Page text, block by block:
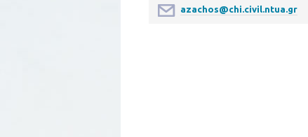
azachos@chi.civil.ntua.gr